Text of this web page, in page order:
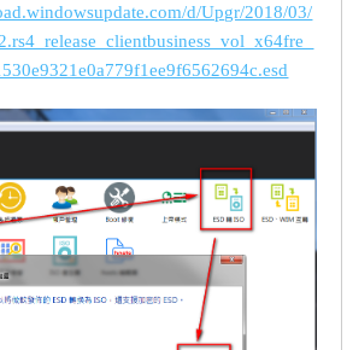
d/Upgr/2018/03/